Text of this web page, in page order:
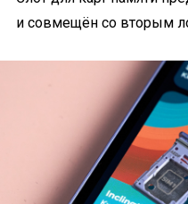
и совмещён со вторым